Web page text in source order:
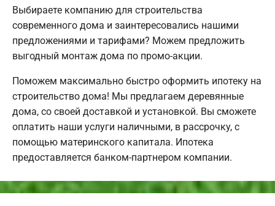
Выбираете компанию для строительства
современного дома и заинтересовались нашими
предложениями и тарифами? Можем предложить
выгодный монтаж дома по промо-акции.
Поможем максимально быстро оформить ипотеку на
строительство дома! Мы предлагаем деревянные
дома, со своей доставкой и установкой. Вы сможете
оплатить наши услуги наличными, в рассрочку, с
помощью материнского капитала. Ипотека
предоставляется банком-партнером компании.